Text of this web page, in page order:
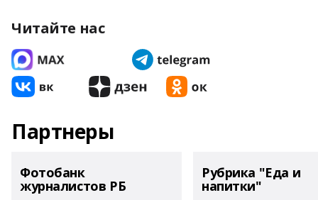
Читайте нас
Партнеры
Фотобанк
журналистов РБ
Рубрика "Еда и
напитки"